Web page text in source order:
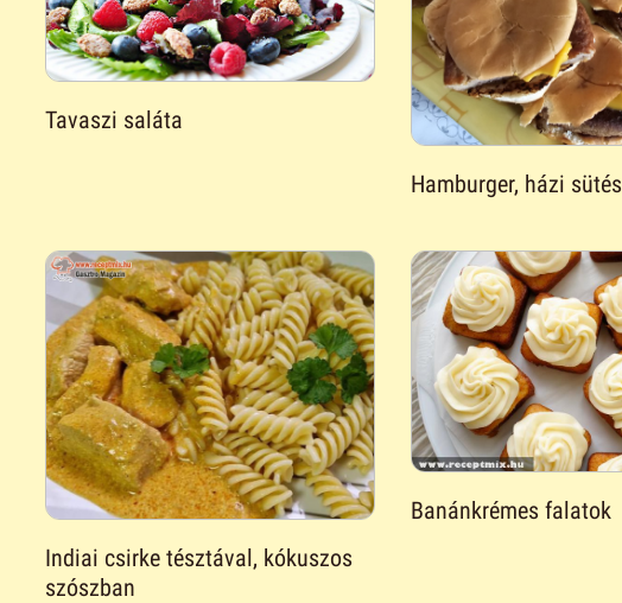
Tavaszi saláta
Hamburger, házi sütés
Indiai csirke tésztával, kókuszos
szószban
Banánkrémes falatok